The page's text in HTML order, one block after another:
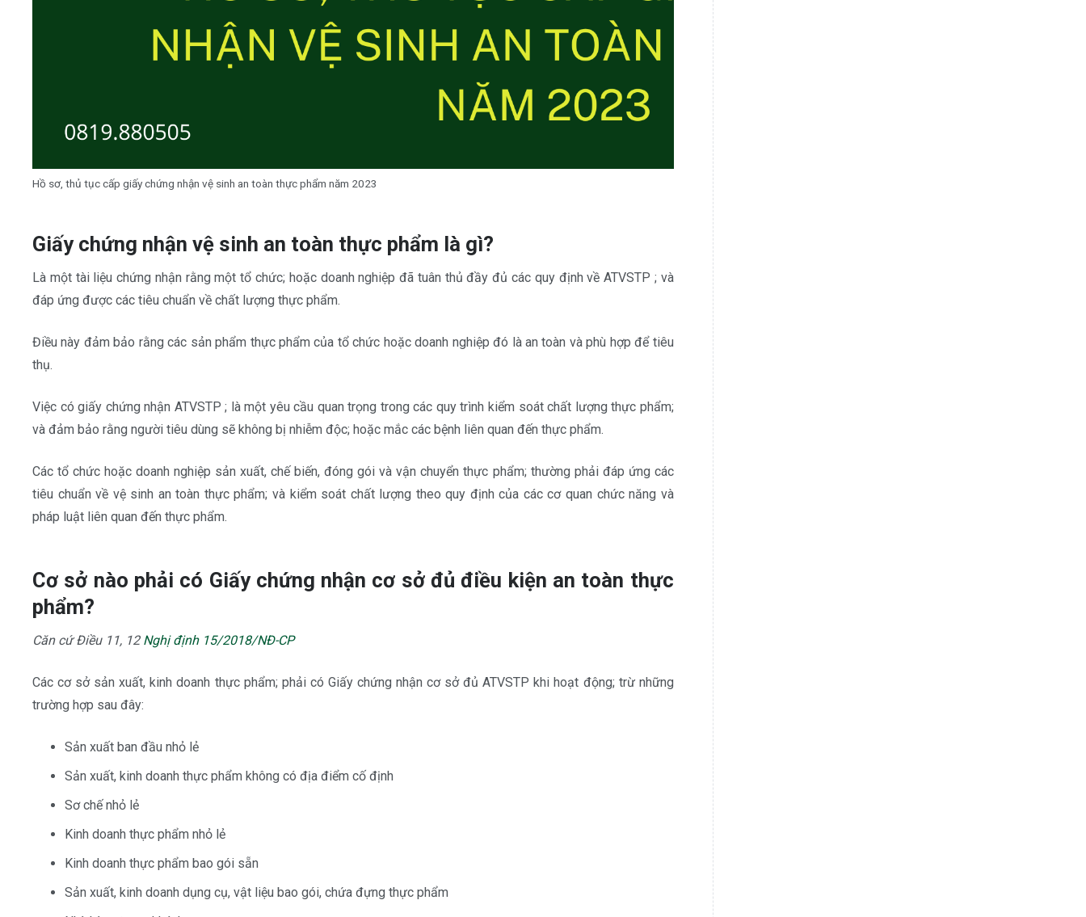
Hồ sơ, thủ tục cấp giấy chứng nhận vệ sinh an toàn thực phẩm năm 2023
Giấy chứng nhận vệ sinh an toàn thực phẩm là gì?
Là một tài liệu chứng nhận rằng một tổ chức; hoặc doanh nghiệp đã tuân thủ đầy đủ các quy định về ATVSTP ; và
đáp ứng được các tiêu chuẩn về chất lượng thực phẩm.
Điều này đảm bảo rằng các sản phẩm thực phẩm của tổ chức hoặc doanh nghiệp đó là an toàn và phù hợp để tiêu
thụ.
Việc có giấy chứng nhận ATVSTP ; là một yêu cầu quan trọng trong các quy trình kiểm soát chất lượng thực phẩm;
và đảm bảo rằng người tiêu dùng sẽ không bị nhiễm độc; hoặc mắc các bệnh liên quan đến thực phẩm.
Các tổ chức hoặc doanh nghiệp sản xuất, chế biến, đóng gói và vận chuyển thực phẩm; thường phải đáp ứng các
tiêu chuẩn về vệ sinh an toàn thực phẩm; và kiểm soát chất lượng theo quy định của các cơ quan chức năng và
pháp luật liên quan đến thực phẩm.
Cơ sở nào phải có Giấy chứng nhận cơ sở đủ điều kiện an toàn thực
phẩm?
Căn cứ Điều 11, 12 Nghị định 15/2018/NĐ-CP
Các cơ sở sản xuất, kinh doanh thực phẩm; phải có Giấy chứng nhận cơ sở đủ ATVSTP khi hoạt động; trừ những
trường hợp sau đây:
Sản xuất ban đầu nhỏ lẻ
Sản xuất, kinh doanh thực phẩm không có địa điểm cố định
Sơ chế nhỏ lẻ
Kinh doanh thực phẩm nhỏ lẻ
Kinh doanh thực phẩm bao gói sẵn
Sản xuất, kinh doanh dụng cụ, vật liệu bao gói, chứa đựng thực phẩm